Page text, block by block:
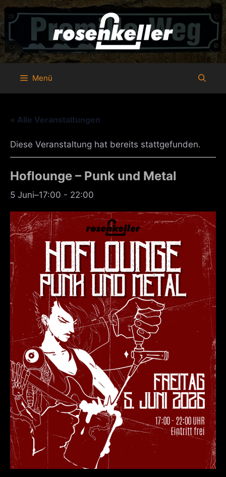
Zum
Inhalt
springen
Menü
« Alle Veranstaltungen
Diese Veranstaltung hat bereits stattgefunden.
Hoflounge – Punk und Metal
5 Juni–17:00 - 22:00